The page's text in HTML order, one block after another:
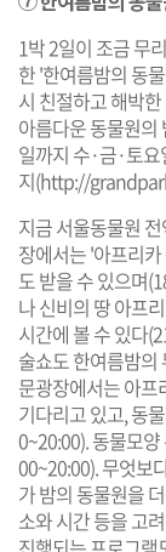
1박 2일이 조금 무
한 '한여름밤의 동
시 친절하고 해박
아름다운 동물원의
일까지 수·금·토
지(http://
지금 서울동물원
장에서는 '아프리
도 받을 수 있으며
나 신비의 땅 아프
시간에 볼 수 있다
술쇼도 한여름밤의
문광장에서는 아프
기다리고 있고, 동
0~20:00). 동물모
00~20:00). 무엇보
가 밤의 동물원을
소와 시간 등을 고